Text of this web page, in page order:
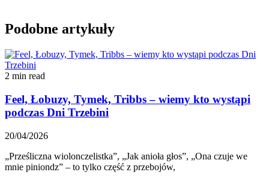
Podobne artykuły
2 min read
Feel, Łobuzy, Tymek, Tribbs – wiemy kto wystąpi
podczas Dni Trzebini
20/04/2026
„Prześliczna wiolonczelistka”, „Jak anioła głos”, „Ona czuje we
mnie piniondz” – to tylko część z przebojów,